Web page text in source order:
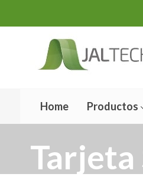
Home Productos
Tarjeta